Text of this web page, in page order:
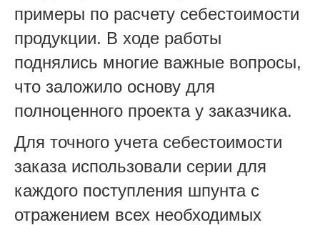
примеры по расчету себестоимости
продукции. В ходе работы
поднялись многие важные вопросы,
что заложило основу для
полноценного проекта у заказчика.
Для точного учета себестоимости
заказа использовали серии для
каждого поступления шпунта с
отражением всех необходимых